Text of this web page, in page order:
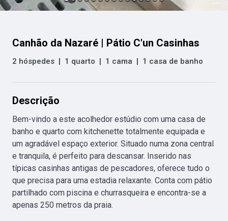
Canhão da Nazaré | Pátio C'un Casinhas
2 hóspedes | 1 quarto | 1 cama | 1 casa de banho
Descrição
Bem-vindo a este acolhedor estúdio com uma casa de
banho e quarto com kitchenette totalmente equipada e
um agradável espaço exterior. Situado numa zona central
e tranquila, é perfeito para descansar. Inserido nas
típicas casinhas antigas de pescadores, oferece tudo o
que precisa para uma estadia relaxante. Conta com pátio
partilhado com piscina e churrasqueira e encontra-se a
apenas 250 metros da praia.